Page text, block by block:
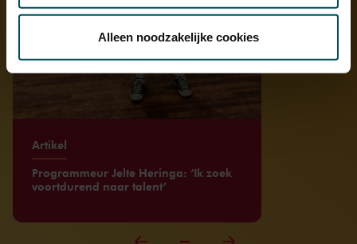
Via decookieverklaringop onze website kunt u uw
We werken samen met 32 derden
kunnen ontvangen en verwerken.
Alleen noodzakelijke cookies
Artikel
Programmeur Jelte Heringa: ‘Ik zoek
voortdurend naar talent’